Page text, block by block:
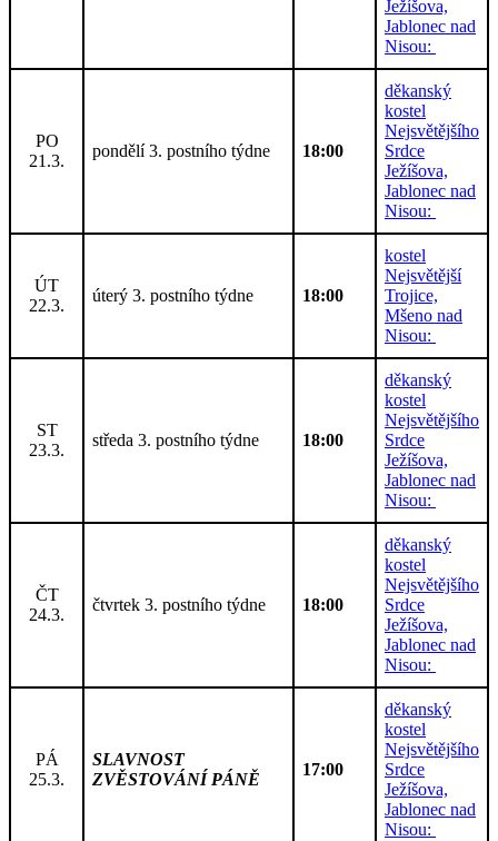
Ježíšova,
Jablonec nad
Nisou:
PO
21.3.
pondělí 3. postního týdne 18:00
děkanský
kostel
Nejsvětějšího
Srdce
Ježíšova,
Jablonec nad
Nisou:
ÚT
22.3.
úterý 3. postního týdne 18:00
kostel
Nejsvětější
Trojice,
Mšeno nad
Nisou:
ST
23.3.
středa 3. postního týdne 18:00
děkanský
kostel
Nejsvětějšího
Srdce
Ježíšova,
Jablonec nad
Nisou:
ČT
24.3.
čtvrtek 3. postního týdne 18:00
děkanský
kostel
Nejsvětějšího
Srdce
Ježíšova,
Jablonec nad
Nisou:
PÁ
25.3.
SLAVNOST
ZVĚSTOVÁNÍ PÁNĚ
17:00
děkanský
kostel
Nejsvětějšího
Srdce
Ježíšova,
Jablonec nad
Nisou: